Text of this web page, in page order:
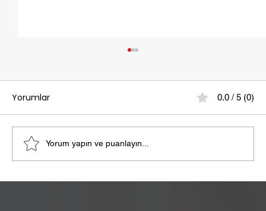
Yorumlar 0.0 / 5 (0)
Yorum yapın ve puanlayın...